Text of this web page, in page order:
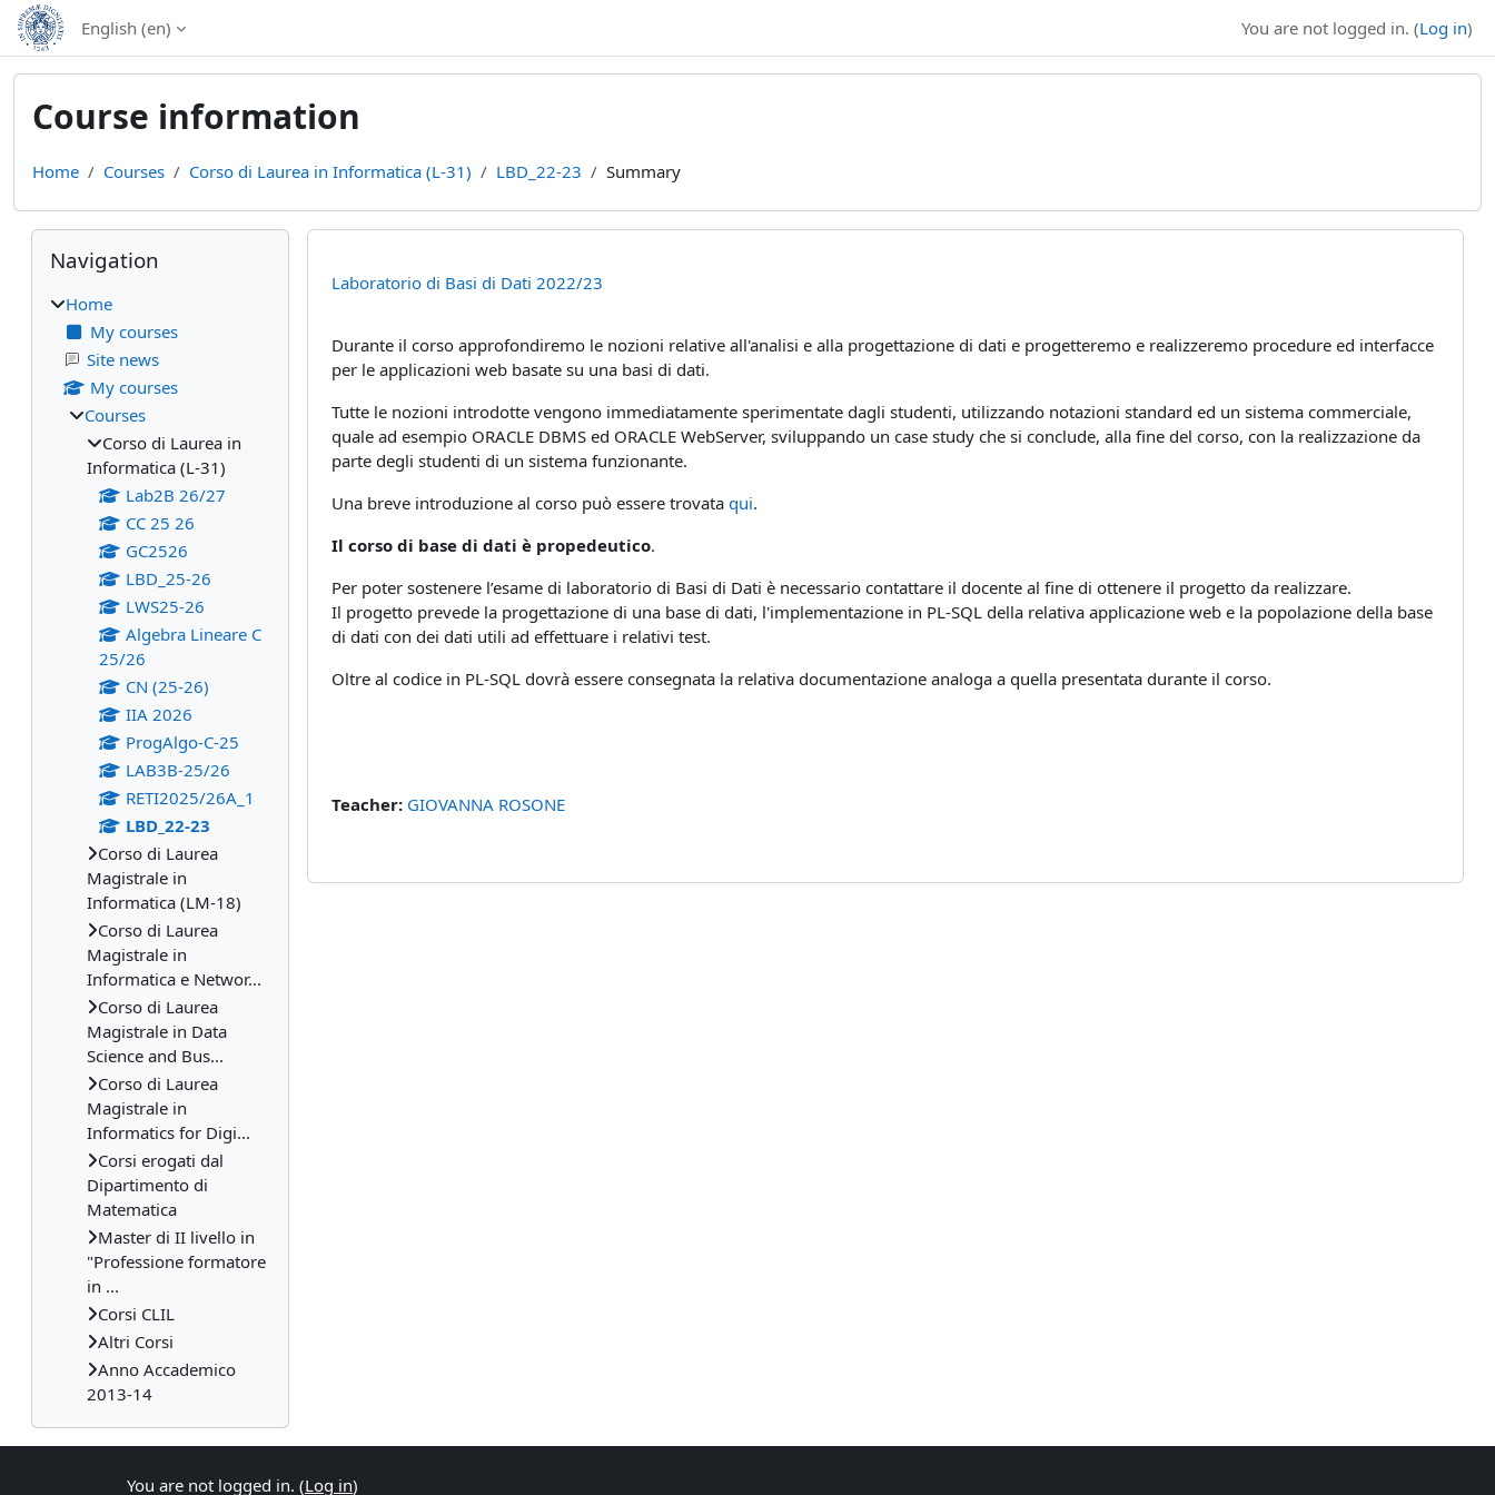
Skip to main content
English ‎(en)‎ You are not logged in. (Log in)
Course information
Home Courses Corso di Laurea in Informatica (L-31) LBD_22-23 Summary
Laboratorio di Basi di Dati 2022/23
Durante il corso approfondiremo le nozioni relative all'analisi e alla progettazione di dati e progetteremo e realizzeremo procedure ed interfacce
per le applicazioni web basate su una basi di dati.
Tutte le nozioni introdotte vengono immediatamente sperimentate dagli studenti, utilizzando notazioni standard ed un sistema commerciale,
quale ad esempio ORACLE DBMS ed ORACLE WebServer, sviluppando un case study che si conclude, alla fine del corso, con la realizzazione da
parte degli studenti di un sistema funzionante.
Una breve introduzione al corso può essere trovata qui.
Il corso di base di dati è propedeutico.
Per poter sostenere l’esame di laboratorio di Basi di Dati è necessario contattare il docente al fine di ottenere il progetto da realizzare.
Il progetto prevede la progettazione di una base di dati, l'implementazione in PL-SQL della relativa applicazione web e la popolazione della base
di dati con dei dati utili ad effettuare i relativi test.
Oltre al codice in PL-SQL dovrà essere consegnata la relativa documentazione analoga a quella presentata durante il corso.
Teacher: GIOVANNA ROSONE
Blocks
Skip Navigation
Navigation
Home
My courses
Site news
My courses
Courses
Corso di Laurea in
Informatica (L-31)
Lab2B 26/27
CC 25 26
GC2526
LBD_25-26
LWS25-26
Algebra Lineare C
25/26
CN (25-26)
IIA 2026
ProgAlgo-C-25
LAB3B-25/26
RETI2025/26A_1
LBD_22-23
Corso di Laurea
Magistrale in
Informatica (LM-18)
Corso di Laurea
Magistrale in
Informatica e Networ...
Corso di Laurea
Magistrale in Data
Science and Bus...
Corso di Laurea
Magistrale in
Informatics for Digi...
Corsi erogati dal
Dipartimento di
Matematica
Master di II livello in
"Professione formatore
in ...
Corsi CLIL
Altri Corsi
Anno Accademico
2013-14
You are not logged in. (Log in)